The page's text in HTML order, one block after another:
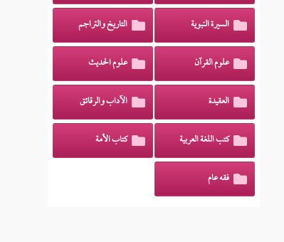
السيرة النبوية التاريخ والتراجم
علوم القرآن علوم الحديث
العقيدة الآداب والرقائق
كتب اللغة العربية كتاب الأمة
فقه عام